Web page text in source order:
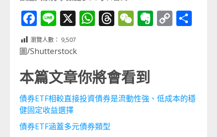
Facebook
Line
X WhatsApp
Threads
WeChat
Evernote
Copy
瀏覽人數： 9,507
圖/Shutterstock
本篇文章你將會看到
債券ETF相較直接投資債券是流動性強、低成本的穩
健固定收益選擇
債券ETF涵蓋多元債券類型